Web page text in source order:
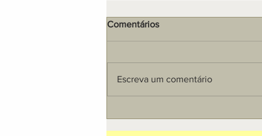
Comentários
Escreva um comentário